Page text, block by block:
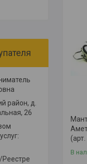
В
район, д.
26
Реестре